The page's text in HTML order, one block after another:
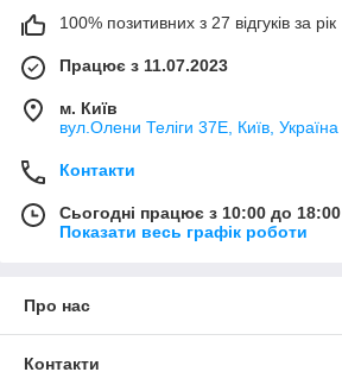
100% позитивних з 27 відгуків за рік
Працює з 11.07.2023
м. Київ
вул.Олени Теліги 37Е, Київ, Україна
Контакти
Сьогодні працює з 10:00 до 18:00
Показати весь графік роботи
Про нас
Контакти